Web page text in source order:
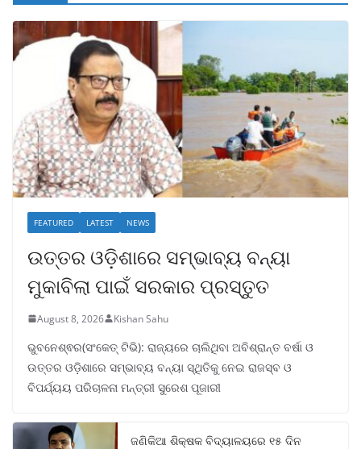
FEATURED LATEST NEWS
ଉତ୍ତର ଓଡ଼ିଶାରେ ସମ୍ଭାବ୍ୟ ବନ୍ୟା
ମୁକାବିଲା ପାଇଁ ସରକାର ପ୍ରସ୍ତୁତ
August 8, 2026 Kishan Sahu
ଭୁବନେଶ୍ଵର(ସଂକେତ୍ ଟିଭି): ରାଜ୍ୟରେ ଚାଲିଥିବା ଅବିଶ୍ରାନ୍ତ ବର୍ଷା ଓ
ଉତ୍ତର ଓଡ଼ିଶାରେ ସମ୍ଭାବ୍ୟ ବନ୍ୟା ସ୍ଥିତିକୁ ନେଇ ରାଜସ୍ବ ଓ
ବିପର୍ଯ୍ୟୟ ପରିଚାଳନା ମନ୍ତ୍ରୀ ସୁରେଶ ପୂଜାରୀ
ଜଣିକିଆ ଶିକ୍ଷକ ବିଦ୍ୟାଳୟରେ ୧୫ ଦିନ